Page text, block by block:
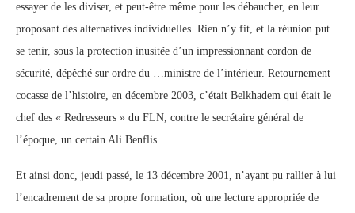
essayer de les diviser, et peut-être même pour les débaucher, en leur
proposant des alternatives individuelles. Rien n’y fit, et la réunion put
se tenir, sous la protection inusitée d’un impressionnant cordon de
sécurité, dépêché sur ordre du …ministre de l’intérieur. Retournement
cocasse de l’histoire, en décembre 2003, c’était Belkhadem qui était le
chef des « Redresseurs » du FLN, contre le secrétaire général de
l’époque, un certain Ali Benflis.
Et ainsi donc, jeudi passé, le 13 décembre 2001, n’ayant pu rallier à lui
l’encadrement de sa propre formation, où une lecture appropriée de